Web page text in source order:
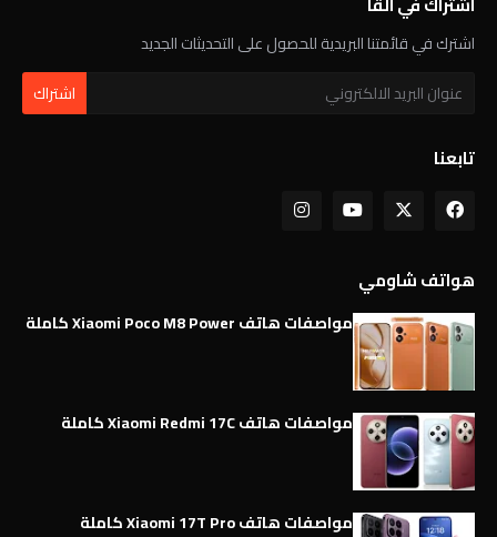
اشترك في قائمتنا البريدية للحصول على التحديثات الجديد
تابعنا
هواتف شاومي
مواصفات هاتف Xiaomi Poco M8 Power كاملة
مواصفات هاتف Xiaomi Redmi 17C كاملة
مواصفات هاتف Xiaomi 17T Pro كاملة